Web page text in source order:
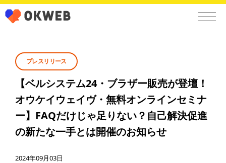
プレスリリース
【ベルシステム24・ブラザー販売が登壇！
オウケイウェイヴ・無料オンラインセミナ
ー】FAQだけじゃ足りない？自己解決促進
の新たな一手とは開催のお知らせ
2024年09月03日